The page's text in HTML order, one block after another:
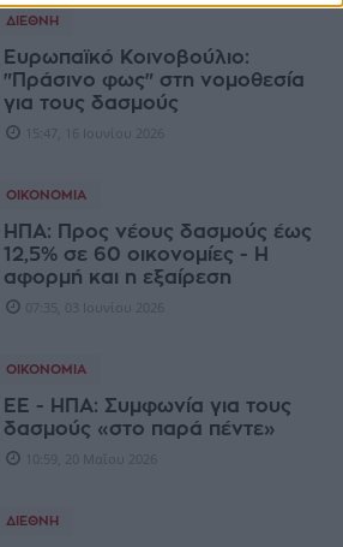
ΔΙΕΘΝΉ
Ευρωπαϊκό Κοινοβούλιο:
"Πράσινο φως" στη νομοθεσία
για τους δασμούς
15:47, 16 Ιουνίου 2026
ΟΙΚΟΝΟΜΊΑ
ΗΠΑ: Προς νέους δασμούς έως
12,5% σε 60 οικονομίες - Η
αφορμή και η εξαίρεση
07:35, 03 Ιουνίου 2026
ΟΙΚΟΝΟΜΊΑ
ΕΕ - ΗΠΑ: Συμφωνία για τους
δασμούς «στο παρά πέντε»
10:59, 20 Μαΐου 2026
ΔΙΕΘΝΉ